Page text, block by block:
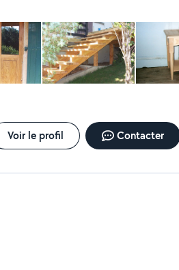
Voir le profil Contacter